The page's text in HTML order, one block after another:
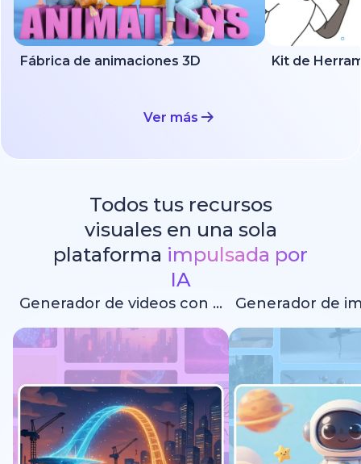
Fábrica de animaciones 3D
Ver más
Todos tus recursos
visuales en una sola
plataforma impulsada por
IA
Generador de videos con IA